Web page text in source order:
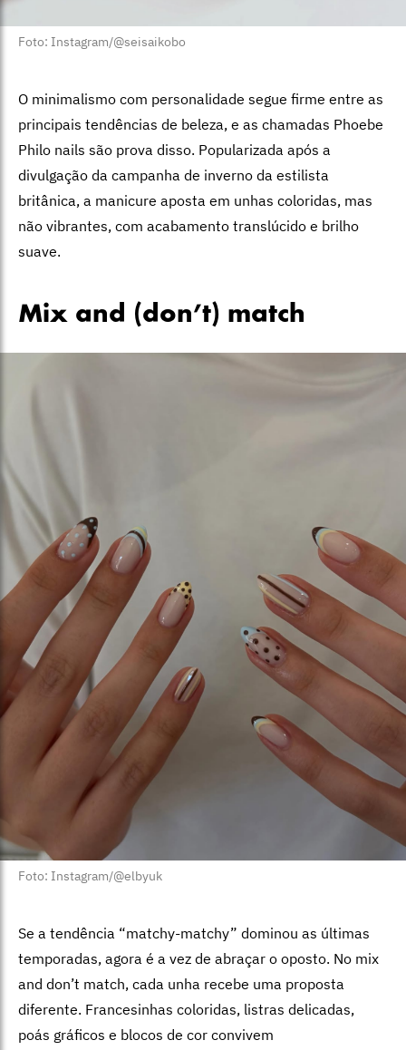
Foto: Instagram/@seisaikobo
O minimalismo com personalidade segue firme entre as
principais tendências de beleza, e as chamadas Phoebe
Philo nails são prova disso. Popularizada após a
divulgação da campanha de inverno da estilista
britânica, a manicure aposta em unhas coloridas, mas
não vibrantes, com acabamento translúcido e brilho
suave.
Mix and (don’t) match
Foto: Instagram/@elbyuk
Se a tendência “matchy-matchy” dominou as últimas
temporadas, agora é a vez de abraçar o oposto. No mix
and don’t match, cada unha recebe uma proposta
diferente. Francesinhas coloridas, listras delicadas,
poás gráficos e blocos de cor convivem